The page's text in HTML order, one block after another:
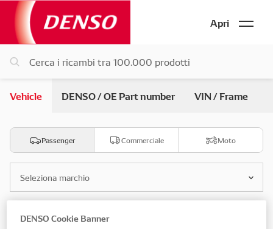
Apri
Vehicle DENSO / OE Part number VIN / Frame
Passenger Commerciale Moto
Seleziona marchio
Seleziona modello
DENSO Cookie Banner